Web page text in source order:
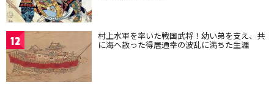
12 村上水軍を率いた戦国武将！幼い弟を支え、共
に海へ散った得居通幸の波乱に満ちた生涯